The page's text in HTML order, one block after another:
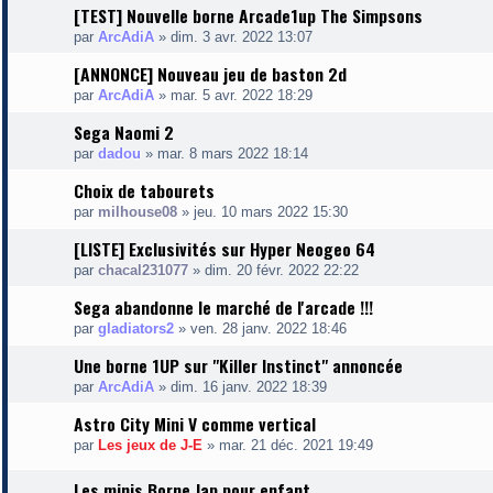
[TEST] Nouvelle borne Arcade1up The Simpsons
par ArcAdiA » dim. 3 avr. 2022 13:07
[ANNONCE] Nouveau jeu de baston 2d
par ArcAdiA » mar. 5 avr. 2022 18:29
Sega Naomi 2
par dadou » mar. 8 mars 2022 18:14
Choix de tabourets
par milhouse08 » jeu. 10 mars 2022 15:30
[LISTE] Exclusivités sur Hyper Neogeo 64
par chacal231077 » dim. 20 févr. 2022 22:22
Sega abandonne le marché de l'arcade !!!
par gladiators2 » ven. 28 janv. 2022 18:46
Une borne 1UP sur "Killer Instinct" annoncée
par ArcAdiA » dim. 16 janv. 2022 18:39
Astro City Mini V comme vertical
par Les jeux de J-E » mar. 21 déc. 2021 19:49